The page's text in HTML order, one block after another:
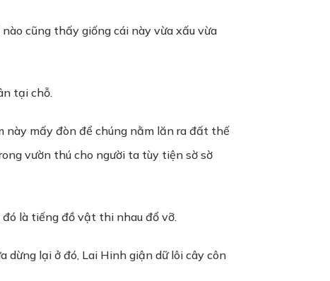
cũng thấy giống cái này vừa xấu vừa
tại chỗ.
này mấy đòn để chúng nằm lăn ra đất thế
vườn thú cho người ta tùy tiện sờ sờ
là tiếng đồ vật thi nhau đổ vỡ.
lại ở đó, Lai Hinh giận dữ lôi cây côn